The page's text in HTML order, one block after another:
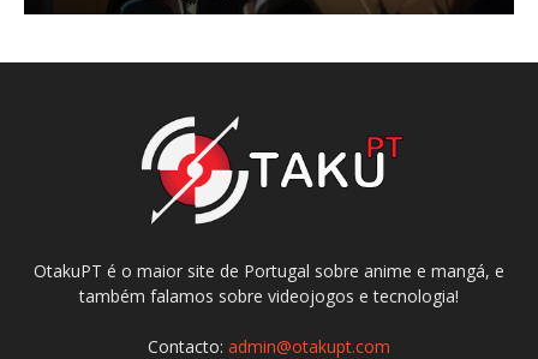
OtakuPT é o maior site de Portugal sobre anime e mangá, e
também falamos sobre videojogos e tecnologia!
Contacto: admin@otakupt.com